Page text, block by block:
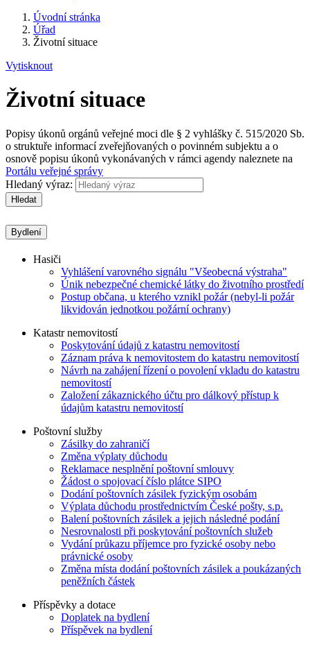
Úvodní stránka
Úřad
Životní situace
Vytisknout
Životní situace
Popisy úkonů orgánů veřejné moci dle § 2 vyhlášky č. 515/2020 Sb.
o struktuře informací zveřejňovaných o povinném subjektu a o
osnově popisu úkonů vykonávaných v rámci agendy naleznete na
Portálu veřejné správy
Hledaný výraz:
Hledat
Bydlení
Hasiči
Vyhlášení varovného signálu "Všeobecná výstraha"
Únik nebezpečné chemické látky do životního prostředí
Postup občana, u kterého vznikl požár (nebyl-li požár
likvidován jednotkou požární ochrany)
Katastr nemovitostí
Poskytování údajů z katastru nemovitostí
Záznam práva k nemovitostem do katastru nemovitostí
Návrh na zahájení řízení o povolení vkladu do katastru
nemovitostí
Založení zákaznického účtu pro dálkový přístup k
údajům katastru nemovitostí
Poštovní služby
Zásilky do zahraničí
Změna výplaty důchodu
Reklamace nesplnění poštovní smlouvy
Žádost o spojovací číslo plátce SIPO
Dodání poštovních zásilek fyzickým osobám
Výplata důchodu prostřednictvím České pošty, s.p.
Balení poštovních zásilek a jejich následné podání
Nesrovnalosti při poskytování poštovních služeb
Vydání průkazu příjemce pro fyzické osoby nebo
právnické osoby
Změna místa dodání poštovních zásilek a poukázaných
peněžních částek
Příspěvky a dotace
Doplatek na bydlení
Příspěvek na bydlení